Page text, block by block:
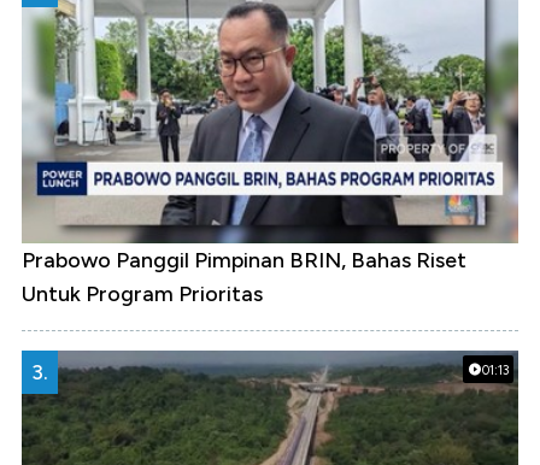
Prabowo Panggil Pimpinan BRIN, Bahas Riset
Untuk Program Prioritas
01:13
3.